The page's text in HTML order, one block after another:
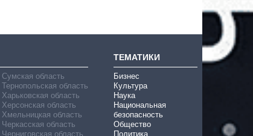
Сумская область
Тернопольская область
Харьковская область
Херсонская область
Хмельницкая область
Черкасская область
Черниговская область
ТЕМАТИКИ
Бизнес
Культура
Наука
Национальная
безопасность
Общество
Политика